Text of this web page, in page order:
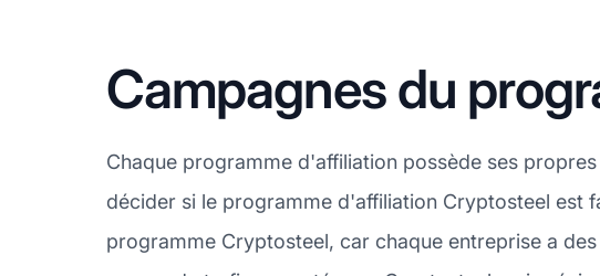
Campagnes du
Chaque programme d'affiliation possède ses
décider si le programme d'affiliation Cryptosteel est
programme Cryptosteel, car chaque entreprise a